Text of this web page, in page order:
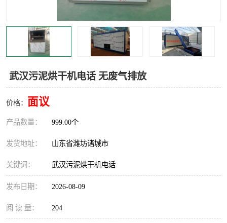
武汉污泥烘干机电话 无废气排放
价格： 面议
产品数量： 999.00个
发货地址： 山东省潍坊诸城市
关键词： 武汉污泥烘干机电话
发布日期： 2026-08-09
阅 读 量： 204